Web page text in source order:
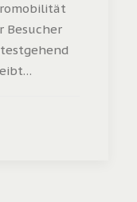
Besucher